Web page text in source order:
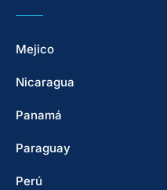
Mejico
Nicaragua
Panamá
Paraguay
Perú